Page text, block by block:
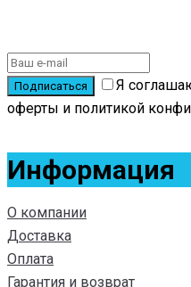
Я
оферты и политикой
Информация
О компании
Доставка
Оплата
Гарантия и возврат